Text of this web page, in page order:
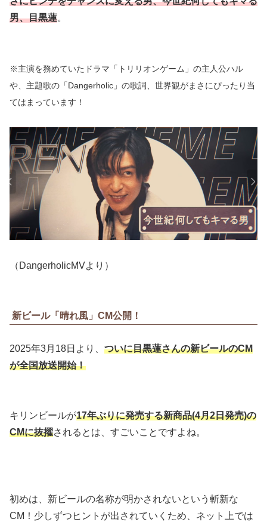
男、目黒蓮。
※主演を務めていたドラマ「トリリオンゲーム」の主人公ハル
や、主題歌の「Dangerholic」の歌詞、世界観がまさにぴったり当
てはまっています！
（DangerholicMVより）
新ビール「晴れ風」CM公開！
2025年3月18日より、 ついに目黒蓮さんの新ビールのCM
が全国放送開始！
キリンビールが17年ぶりに発売する新商品(4月2日発売)の
CMに抜擢されるとは、すごいことですよね。
初めは、新ビールの名称が明かされないという斬新な
CM！少しずつヒントが出されていくため、ネット上では